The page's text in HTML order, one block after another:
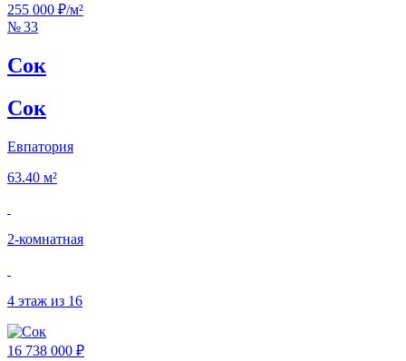
255 000 ₽/м²
№ 33
Сок
Сок
Евпатория
63.40 м²
2‑комнатная
4 этаж из 16
16 738 000 ₽